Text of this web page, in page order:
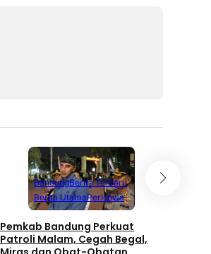
BandungBerita Terbaru
Berita UtamaPeristiwa
Pemkab Bandung Perkuat
Patroli Malam, Cegah Begal,